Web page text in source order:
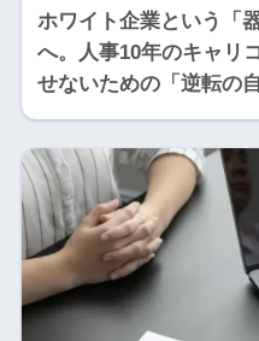
ホワイト企業という「
へ。人事10年のキャリ
せないための「逆転の